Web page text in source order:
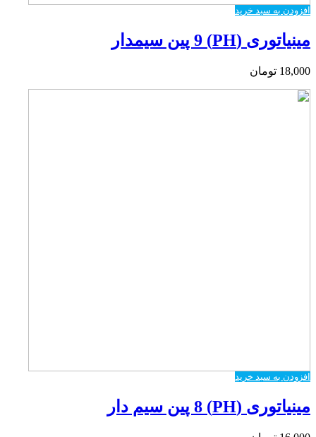
افزودن به سبد خرید
مینیاتوری (PH) 9 پین سیمدار
18,000 تومان
افزودن به سبد خرید
مینیاتوری (PH) 8 پین سیم دار